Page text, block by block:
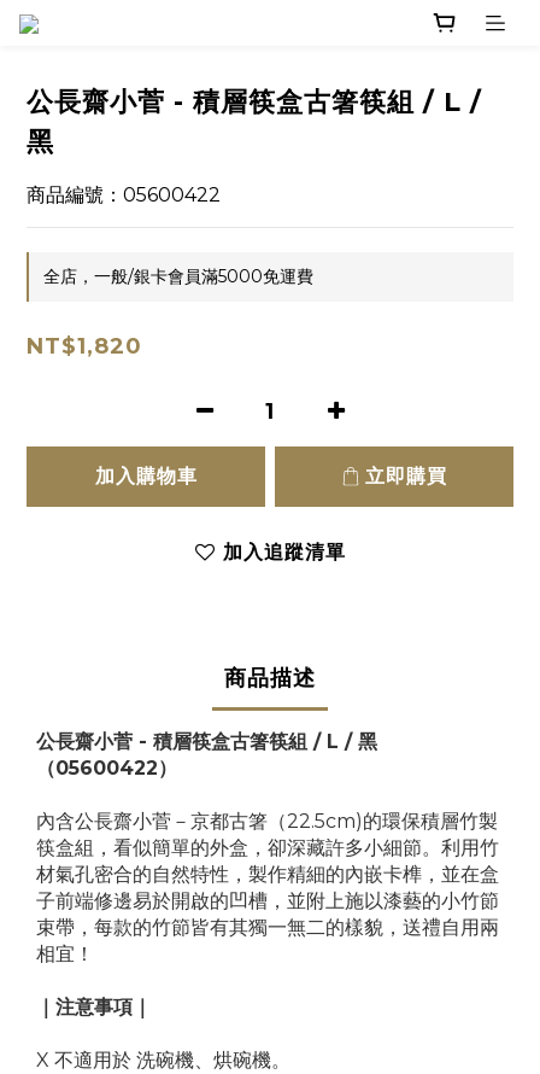
公長齋小菅 - 積層筷盒古箸筷組 / L /
黑
商品編號：05600422
全店，一般/銀卡會員滿5000免運費
NT$1,820
加入購物車 立即購買
加入追蹤清單
商品描述
公長齋小菅 - 積層筷盒古箸筷組 / L / 黑
（05600422）
內含公長齋小菅－京都古箸（22.5cm)的環保積層竹製
筷盒組，看似簡單的外盒，卻深藏許多小細節。利用竹
材氣孔密合的自然特性，製作精細的內嵌卡榫，並在盒
子前端修邊易於開啟的凹槽，並附上施以漆藝的小竹節
束帶，每款的竹節皆有其獨一無二的樣貌，送禮自用兩
相宜！
｜注意事項｜
X 不適用於 洗碗機、烘碗機。